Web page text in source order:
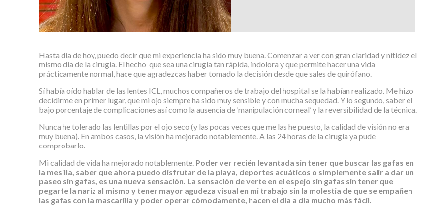
Hasta día de hoy, puedo decir que mi experiencia ha sido muy buena. Comenzar a ver con gran claridad y nitidez el
mismo día de la cirugía. El hecho que sea una cirugía tan rápida, indolora y que permite hacer una vida
prácticamente normal, hace que agradezcas haber tomado la decisión desde que sales de quirófano.
Sí había oído hablar de las lentes ICL, muchos compañeros de trabajo del hospital se la habían realizado. Me hizo
decidirme en primer lugar, que mi ojo siempre ha sido muy sensible y con mucha sequedad. Y lo segundo, saber el
bajo porcentaje de complicaciones así como la ausencia de ‘manipulación corneal’ y la reversibilidad de la técnica.
Nunca he tolerado las lentillas por el ojo seco (y las pocas veces que me las he puesto, la calidad de visión no era
muy buena). En ambos casos, la visión ha mejorado notablemente. A las 24 horas de la cirugía ya pude
comprobarlo.
Mi calidad de vida ha mejorado notablemente. Poder ver recién levantada sin tener que buscar las gafas en
la mesilla, saber que ahora puedo disfrutar de la playa, deportes acuáticos o simplemente salir a dar un
paseo sin gafas, es una nueva sensación. La sensación de verte en el espejo sin gafas sin tener que
pegarte la nariz al mismo y tener mayor agudeza visual en mi trabajo sin la molestia de que se empañen
las gafas con la mascarilla y poder operar cómodamente, hacen el día a día mucho más fácil.